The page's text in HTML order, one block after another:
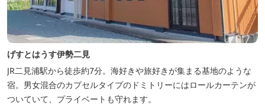
げすとはうす伊勢二見
JR二見浦駅から徒歩約7分。海好きや旅好きが集まる基地のような
宿。男女混合のカプセルタイプのドミトリーにはロールカーテンが
ついていて、プライベートも守れます。